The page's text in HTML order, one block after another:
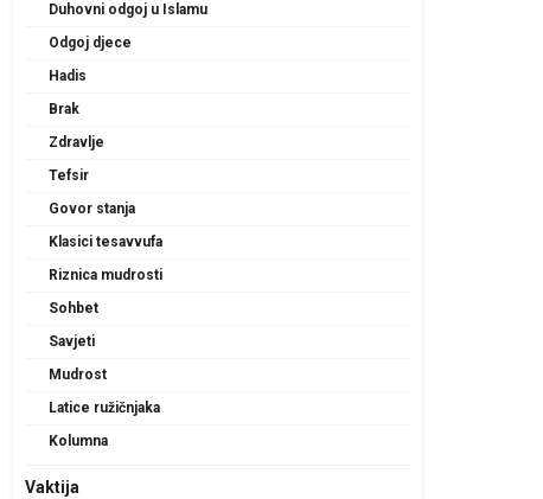
Duhovni odgoj u Islamu
Odgoj djece
Hadis
Brak
Zdravlje
Tefsir
Govor stanja
Klasici tesavvufa
Riznica mudrosti
Sohbet
Savjeti
Mudrost
Latice ružičnjaka
Kolumna
Vaktija